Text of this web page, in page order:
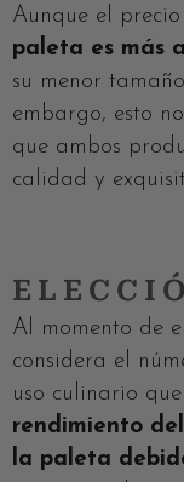
Aunque el
paleta es más
su menor
embargo, esto
que ambos
calidad y
Al momento de
considera el
uso culinario
rendimiento
la paleta